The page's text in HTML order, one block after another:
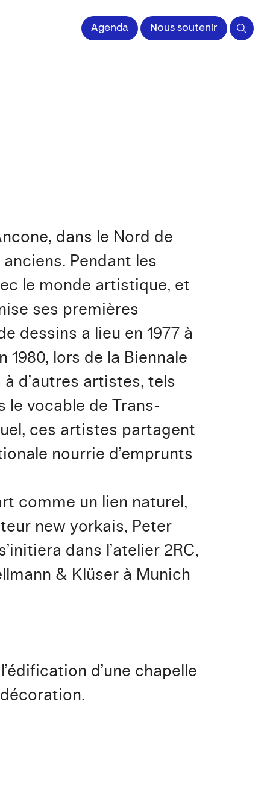
Agenda Nous soutenir
dans le Nord de
Pendant les
le monde artistique, et
ses premières
dessins a lieu en 1977 à
1980, lors de la Biennale
d’autres artistes, tels
le vocable de Trans-
ces artistes partagent
nourrie d’emprunts
comme un lien naturel,
new yorkais, Peter
dans l’atelier 2RC,
& Klüser à Munich
d’une chapelle